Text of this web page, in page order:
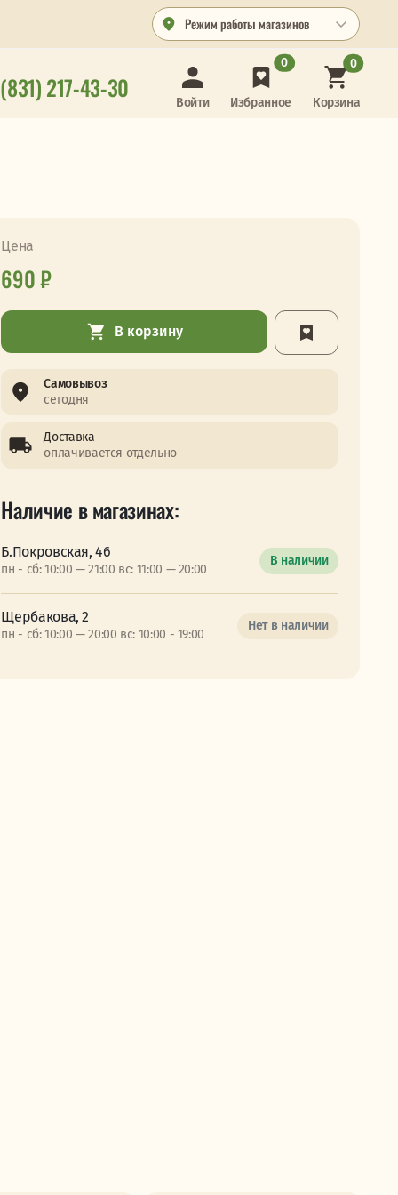
Режим работы магазинов
217-43-30 Войти Избранное
0
Корзина
0
Цена
690 ₽
В корзину
Самовывоз
сегодня
Доставка
оплачивается отдельно
Наличие в магазинах:
Б.Покровская, 46
пн - сб: 10:00 — 21:00 вс: 11:00 — 20:00
В наличии
Щербакова, 2
пн - сб: 10:00 — 20:00 вс: 10:00 - 19:00
Нет в наличии